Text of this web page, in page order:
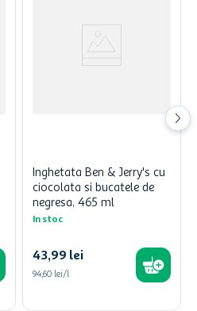
Inghetata Ben & Jerry's cu
ciocolata si bucatele de
negresa, 465 ml
In stoc
43,99 lei
94,60 lei/l